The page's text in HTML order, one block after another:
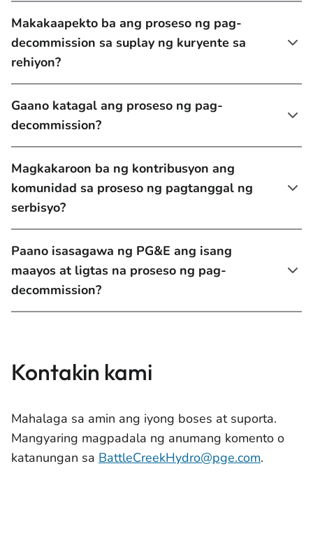
Makakaapekto ba ang proseso ng pag-
decommission sa suplay ng kuryente sa
rehiyon?
Gaano katagal ang proseso ng pag-
decommission?
Magkakaroon ba ng kontribusyon ang
komunidad sa proseso ng pagtanggal ng
serbisyo?
Paano isasagawa ng PG&E ang isang
maayos at ligtas na proseso ng pag-
decommission?
Kontakin kami
Mahalaga sa amin ang iyong boses at suporta.
Mangyaring magpadala ng anumang komento o
katanungan sa BattleCreekHydro@pge.com.